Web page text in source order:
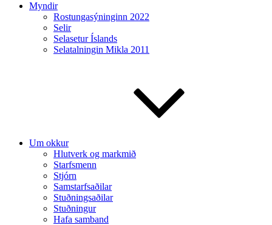
Myndir
Rostungasýninginn 2022
Selir
Selasetur Íslands
Selatalningin Mikla 2011
Um okkur
Hlutverk og markmið
Starfsmenn
Stjórn
Samstarfsaðilar
Stuðningsaðilar
Stuðningur
Hafa samband